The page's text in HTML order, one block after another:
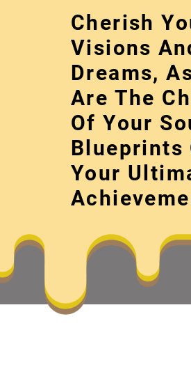
Cherish
Visions
Dreams,
Are The
Of Your
Blueprints
Your
Cherish your